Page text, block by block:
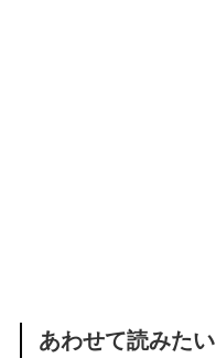
あわせて読みたい